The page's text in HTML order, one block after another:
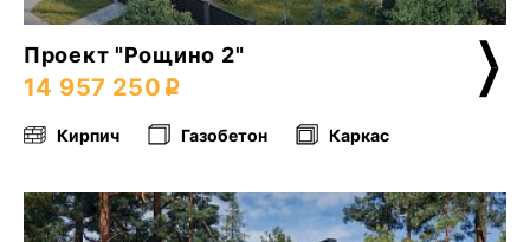
Проект "Рощино 2"
14 957 250
Кирпич Газобетон Каркас